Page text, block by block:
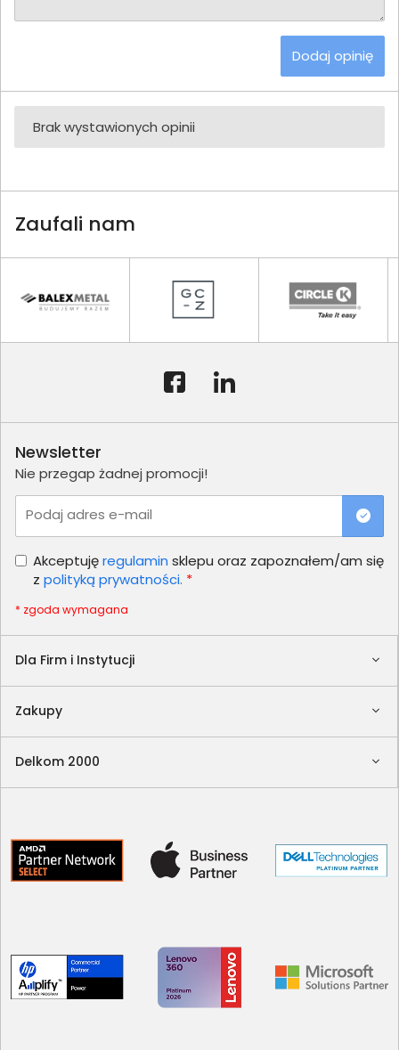
Dodaj opinię
Brak wystawionych opinii
Zaufali nam
Dla Firm i Instytucji
Zakupy
Delkom 2000
Newsletter
Nie przegap żadnej promocji!
Podaj adres e-mail
Akceptujęregulamin sklepu oraz zapoznałem/am się
z polityką prywatności. *
* zgoda wymagana